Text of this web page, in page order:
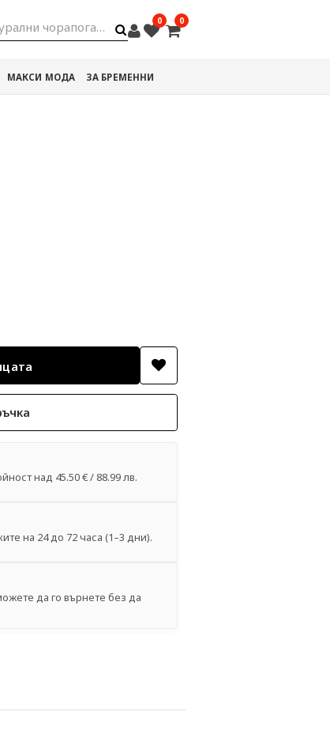
фигурални чорапогащи 0 0
МАКСИ МОДА ЗА БРЕМЕННИ
над 45.50 € / 88.99 лв.
на 24 до 72 часа (1–3 дни).
да го върнете без да